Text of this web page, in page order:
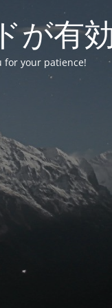
が有
for your patience!